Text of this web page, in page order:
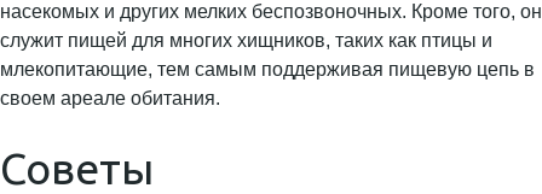
насекомых и других мелких беспозвоночных. Кроме того, он
служит пищей для многих хищников, таких как птицы и
млекопитающие, тем самым поддерживая пищевую цепь в
своем ареале обитания.
Советы